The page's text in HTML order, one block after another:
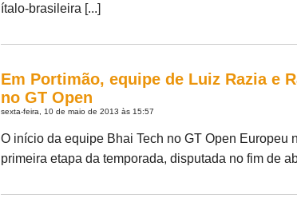
ítalo-brasileira [...]
Em Portimão, equipe de Luiz Razia e
no GT Open
sexta-feira, 10 de maio de 2013 às 15:57
O início da equipe Bhai Tech no GT Open Europeu
primeira etapa da temporada, disputada no fim de